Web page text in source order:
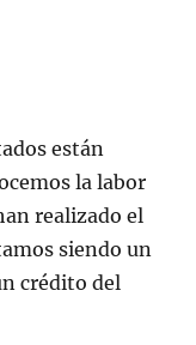
están
la labor
realizado el
siendo un
crédito del